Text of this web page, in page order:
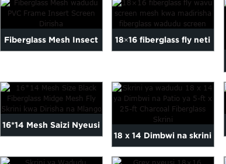
Fiberglass Mesh Insect
ya PVC ...
18×16 fiberglass fly neti
16*14 Mesh Saizi Nyeusi
18 x 14 Dimbwi na skrini
ya wadudu ya Patio 5-ft